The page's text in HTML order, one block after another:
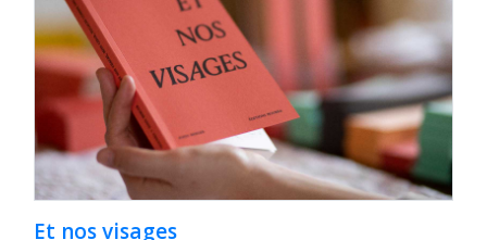
Et nos visages